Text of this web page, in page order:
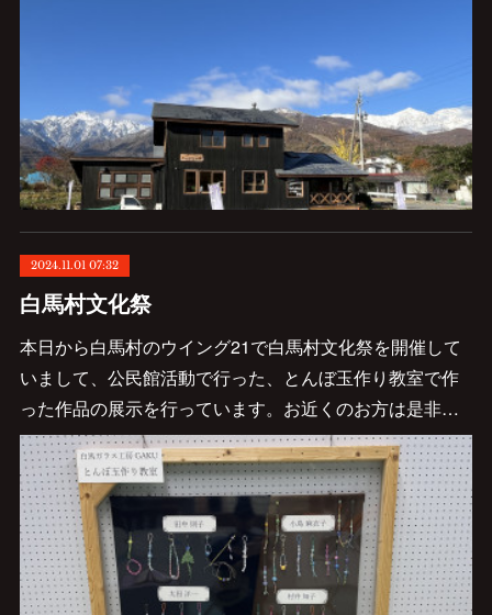
2024.11.01 07:32
白馬村文化祭
本日から白馬村のウイング21で白馬村文化祭を開催して
いまして、公民館活動で行った、とんぼ玉作り教室で作
った作品の展示を行っています。お近くのお方は是非…